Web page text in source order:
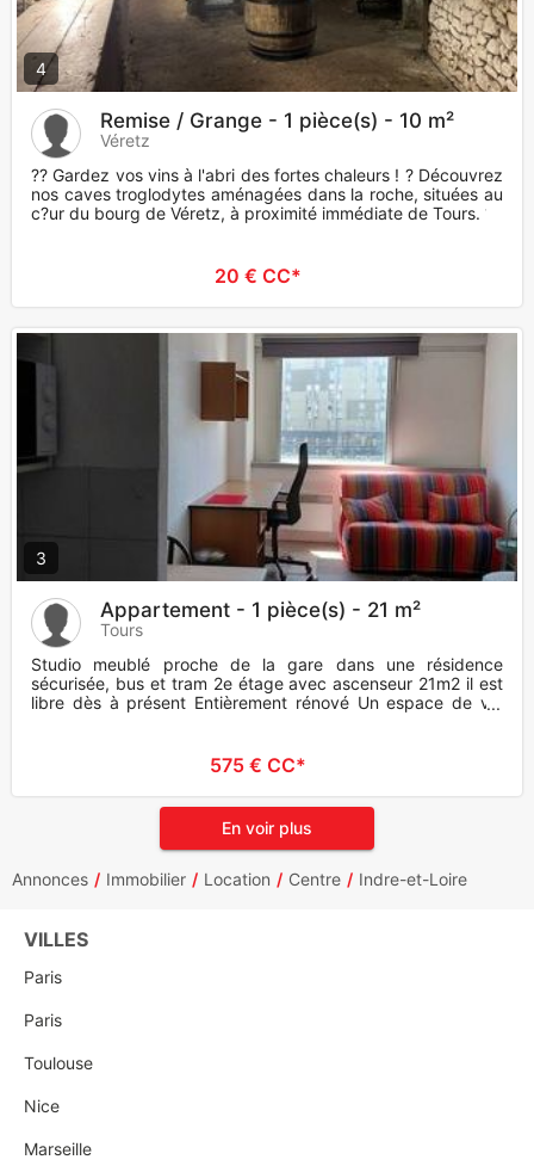
4
Remise / Grange - 1 pièce(s) - 10 m²
Véretz
?? Gardez vos vins à l'abri des fortes chaleurs ! ? Découvrez
nos caves troglodytes aménagées dans la roche, situées au
c?ur du bourg de Véretz, à proximité immédiate de Tours. ?
20 € CC*
3
Appartement - 1 pièce(s) - 21 m²
Tours
Studio meublé proche de la gare dans une résidence
sécurisée, bus et tram 2e étage avec ascenseur 21m2 il est
libre dès à présent Entièrement rénové Un espace de vie
575 € CC*
En voir plus
Annonces Immobilier Location Centre Indre-et-Loire
VILLES
Paris
Paris
Toulouse
Nice
Marseille